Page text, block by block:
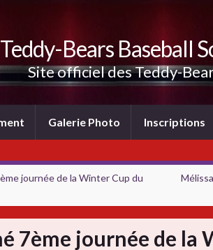
Teddy-Bears Baseball
Site officiel des Teddy-
Galerie Photo Inscriptions
journée de la Winter Cup du
7ème journée de la